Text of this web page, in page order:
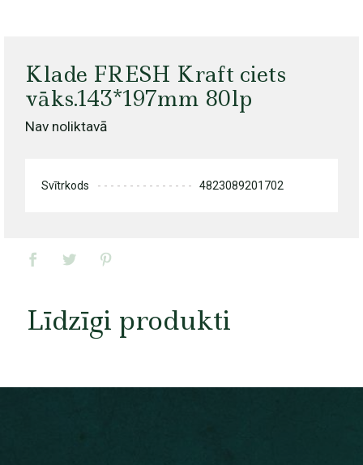
Klade FRESH Kraft ciets
vāks.143*197mm 80lp
Nav noliktavā
Svītrkods 4823089201702
Līdzīgi produkti